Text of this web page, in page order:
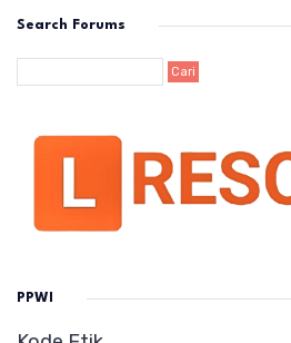
Search Forums
PPWI